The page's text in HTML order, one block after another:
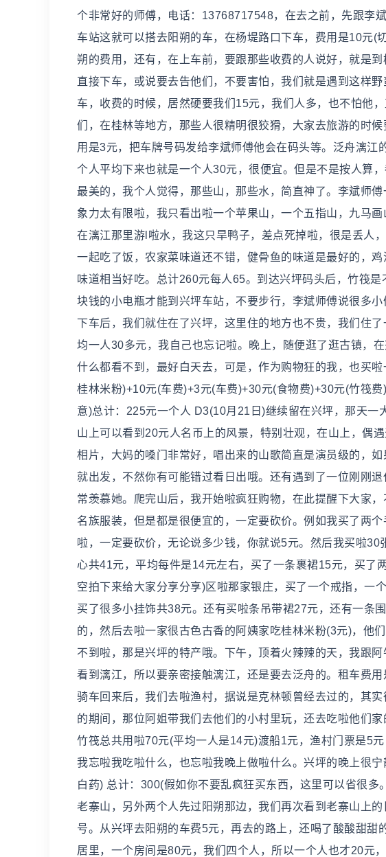
个非常好的师傅，电话：13768717548，在去之前，先跟李
车站这就可以搭去阳朔的车，在杨堤路口下车，费用是10元(
朔的费用，还有，在上车前，要跟那些收费的人说好，就是
直接下车，或说要去告他们，不要害怕，我们就是遇到这样
车，收费的时候，居然硬要我们15元，我们人多，也不怕他
们，在桂林等地方，那些人很精明很狡猾，大家去旅游的时
用是3元，把车牌号码发给李斌师傅他会在码头等。泛舟漓
个人平均下来也就是一个人30元，很便宜。但是不是按人算
最美的，我个人觉得，那些山，那些水，简直神了。李斌师
象力太有限啦，我只看出啦一个苹果山，一个五指山，九马
在漓江那里游l啦水，我这只旱鸭子，差点死掉啦，很是丢人
一起吃了饭，农家菜味道还不错，健骨鱼的味道是最好的，
味道相当好吃。总计260元每人65。到达兴坪码头后，竹筏
块钱的小电瓶才能到兴坪车站，不要步行，李斌师傅说很多
下车后，我们就住在了兴坪，这里住的地方也不贵，我们住
均一人30多元，我自己也忘记啦。晚上，随便逛了逛古镇，
什么都看不到，最好白天去，可是，作为购物狂的我，也买
桂林米粉)+10元(车费)+3元(车费)+30元(食物费)+30元(竹筏
意)总计：225元一个人 D3(10月21日)继续留在兴坪，那天
山上可以看到20元人名币上的风景，特别壮观，在山上，偶
相片，大妈的嗓门非常好，唱出来的山歌简直是演员级的，
就出发，不然你有可能错过看日出哦。还有遇到了一位刚刚
常羡慕她。爬完山后，我开始啦疯狂购物，在此提醒下大家
名族服装，但是都是很便宜的，一定要砍价。例如我买了两
啦，一定要砍价，无论说多少钱，你就说5元。然后我买啦
心共41元，平均每件是14元左右，买了一条裹裙15元，买了
空拍下来给大家分享分享)区啦那家银庄，买了一个戒指，一
买了很多小挂饰共38元。还有买啦条吊带裙27元，还有一条
的，然后去啦一家很古色古香的阿姨家吃桂林米粉(3元)，他
不到啦，那是兴坪的特产哦。下午，顶着火辣辣的天，我跟
看到漓江，所以要亲密接触漓江，还是要去泛舟的。租车费
骑车回来后，我们去啦渔村，据说是克林顿曾经去过的，其
的期间，那位阿姐带我们去他们的小村里玩，还去吃啦他们
竹筏总共用啦70元(平均一人是14元)渡船1元，渔村门票是5
我忘啦我吃啦什么，也忘啦我晚上做啦什么。兴坪的晚上很
白药) 总计：300(假如你不要乱疯狂买东西，这里可以省很
老寨山，另外两个人先过阳朔那边，我们再次看到老寨山上
号。从兴坪去阳朔的车费5元，再去的路上，还喝了酸酸甜
居里，一个房间是80元，我们四个人，所以一个人也才20元